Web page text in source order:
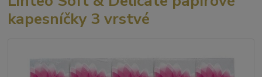
kapesníčky 3 vrstvé